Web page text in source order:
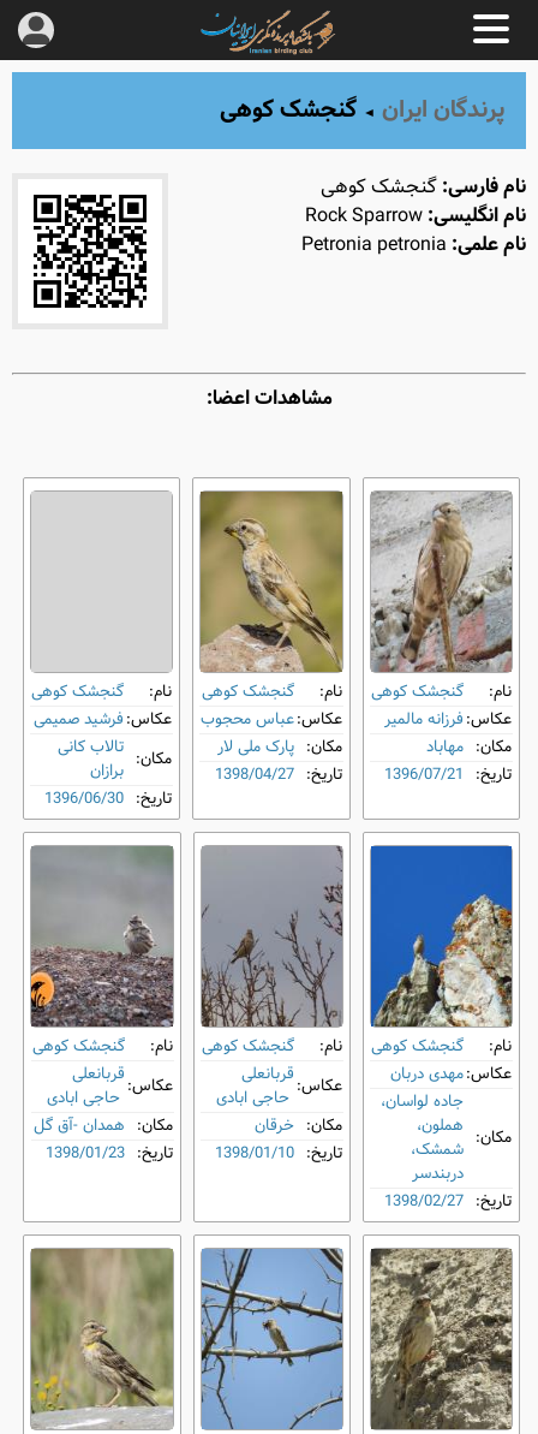
پرندگان ایران ◄ گنجشک کوهی
نام فارسی:گنجشک کوهی
نام انگلیسی:
نام علمی:
مشاهدات اعضا:
نام:
گنجشک کوهی
عکاس:فرزانه مالمیر
مکان: مهاباد
تاریخ: 1396/07/21
نام:
گنجشک کوهی
عکاس:عباس محجوب
مکان: پارک ملی لار
تاریخ: 1398/04/27
نام:
گنجشک کوهی
عکاس:فرشید صمیمی
مکان: تالاب کانی
برازان
تاریخ: 1396/06/30
نام:
گنجشک کوهی
عکاس:مهدی دربان
مکان:
جاده لواسان،
هملون،
شمشک،
دربندسر
تاریخ: 1398/02/27
نام:
گنجشک کوهی
عکاس:قربانعلی
حاجی ابادی
مکان: خرقان
تاریخ: 1398/01/10
نام:
گنجشک کوهی
عکاس:قربانعلی
حاجی ابادی
مکان: همدان -آق گل
تاریخ: 1398/01/23